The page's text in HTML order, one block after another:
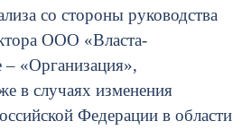
со стороны руководства
ООО «Власта-
– «Организация»,
в случаях изменения
Федерации в области